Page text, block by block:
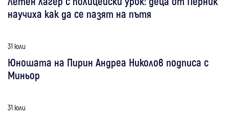
научиха как да се пазят на пътя
31 юли
Юношата на Пирин Андреа Николов подписа с
Миньор
31 юли